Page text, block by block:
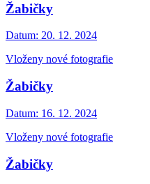
Žabičky
Datum: 20. 12. 2024
Vloženy nové fotografie
Žabičky
Datum: 16. 12. 2024
Vloženy nové fotografie
Žabičky